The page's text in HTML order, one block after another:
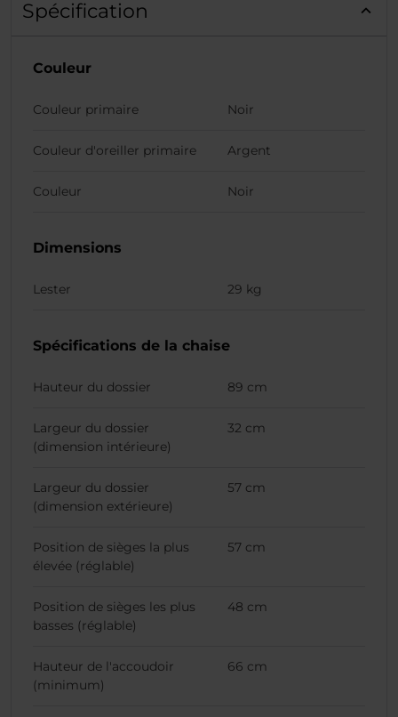
Spécification
Couleur
Couleur primaire Noir
Couleur d'oreiller primaire Argent
Couleur Noir
Dimensions
Lester 29 kg
Spécifications de la chaise
Hauteur du dossier 89 cm
Largeur du dossier
(dimension intérieure)
32 cm
Largeur du dossier
(dimension extérieure)
57 cm
Position de sièges la plus
élevée (réglable)
57 cm
Position de sièges les plus
basses (réglable)
48 cm
Hauteur de l'accoudoir
(minimum)
66 cm